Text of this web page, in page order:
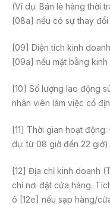
(Ví dụ: Bán lẻ hàng thời
[08a] nếu có sự thay
[09] Diện tích kinh
[09a] nếu mặt bằng
[10] Số lượng lao động
nhân viên làm việc cố
[11] Thời gian hoạt
dụ: từ 08 giờ đến 22 giờ).
[12] Địa chỉ kinh doanh
chỉ nơi đặt cửa hàng.
ô [12e] nếu sạp hàng/